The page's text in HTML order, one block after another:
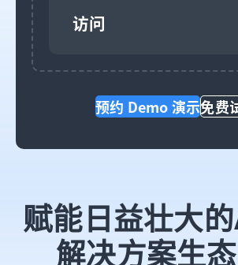
访问
预约 Demo 演示免费
赋能日益壮大的
解决方案生